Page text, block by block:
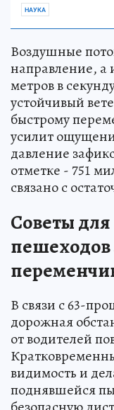
НАУКА
Воздушные
направление, а
метров в
устойчивый
быстрому
усилит
давление
отметке - 751
связано с
Советы
В связи с 63-
дорожная
от водителей
видимость и
поднявшейся